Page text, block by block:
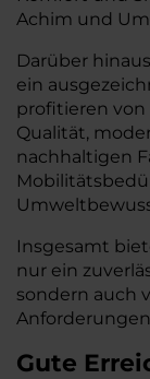
Achim und
Darüber
ein
profitieren von
Qualität,
nachhaltigen
Insgesamt
nur ein
sondern auch
Gute